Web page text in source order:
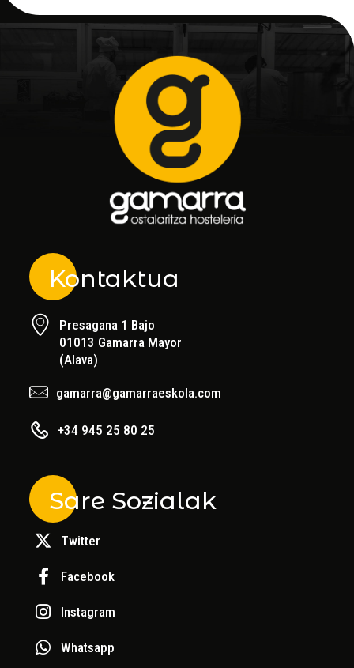
Kontaktua
Presagana 1 Bajo
01013 Gamarra Mayor
(Alava)
gamarra@gamarraeskola.com
+34 945 25 80 25
Sare Sozialak
Twitter
Facebook
Instagram
Whatsapp